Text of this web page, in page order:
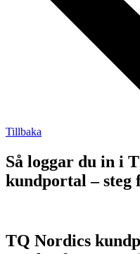
Tillbaka
Så loggar du in i
kundportal – steg
TQ Nordics